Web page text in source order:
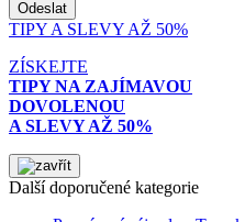
TIPY A SLEVY AŽ 50%
ZÍSKEJTE
TIPY NA ZAJÍMAVOU
DOVOLENOU
A SLEVY AŽ 50%
Další doporučené kategorie